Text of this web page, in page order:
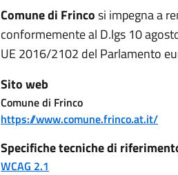
Comune di Frincosi impegna a
conformemente al D.lgs 10
UE 2016/2102 del Parlamento
Sito web
Comune di Frinco
https://www.comune.frinco.at.it/
Specifiche tecniche di
WCAG 2.1